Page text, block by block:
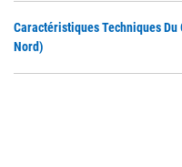
Caractéristiques Techniques Du
Nord)